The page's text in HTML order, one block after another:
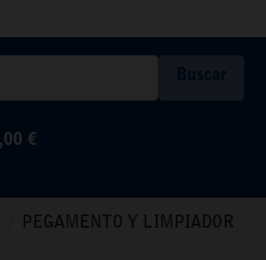
€
PEGAMENTO Y LIMPIADOR